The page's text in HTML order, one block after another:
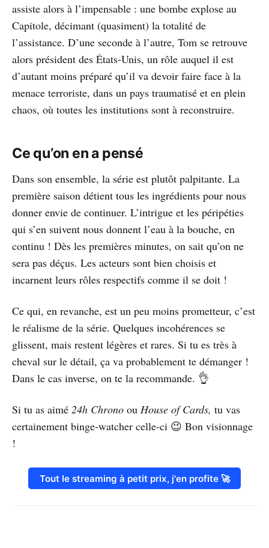
assiste alors à l’impensable : une bombe explose au
Capitole, décimant (quasiment) la totalité de
l’assistance. D’une seconde à l’autre, Tom se retrouve
alors président des États-Unis, un rôle auquel il est
d’autant moins préparé qu’il va devoir faire face à la
menace terroriste, dans un pays traumatisé et en plein
chaos, où toutes les institutions sont à reconstruire.
Ce qu’on en a pensé
Dans son ensemble, la série est plutôt palpitante. La
première saison détient tous les ingrédients pour nous
donner envie de continuer. L’intrigue et les péripéties
qui s’en suivent nous donnent l’eau à la bouche, en
continu ! Dès les premières minutes, on sait qu’on ne
sera pas déçus. Les acteurs sont bien choisis et
incarnent leurs rôles respectifs comme il se doit !
Ce qui, en revanche, est un peu moins prometteur, c’est
le réalisme de la série. Quelques incohérences se
glissent, mais restent légères et rares. Si tu es très à
cheval sur le détail, ça va probablement te démanger !
Dans le cas inverse, on te la recommande. 👌
Si tu as aimé 24h Chrono ou House of Cards, tu vas
certainement binge-watcher celle-ci 😉 Bon visionnage
!
Tout le streaming à petit prix, j'en profite 🚀